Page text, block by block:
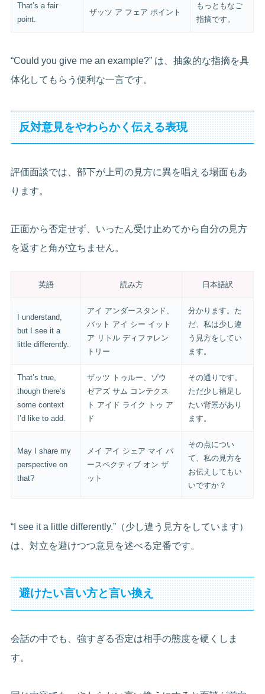
That’s a fair
point.
ザッツ ア フェア ポイント
もっともなご
指摘です。
“Could you give me an example?” は、抽象的な指摘を具
体化してもらう便利な一言です。
反対意見をやわらかく伝える表現
評価面談では、部下が上司の見方に異を唱える場面もあ
ります。
正面から否定せず、いったん受け止めてから自分の見方
を返すと角が立ちません。
英語 読み方 日本語訳
I understand,
but I see it a
little differently.
アイ アンダースタンド、
バット アイ シー イット
ア リトル ディファレン
トリー
分かります。た
だ、私は少し違
う見方をしてい
ます。
That’s true,
though there’s
some context
I’d like to add.
ザッツ トゥルー、ゾウ
ゼアズ サム コンテクス
ト アイド ライク トゥ ア
ド
その通りです。
ただ少し補足し
たい背景があり
ます。
May I share my
perspective on
that?
メイ アイ シェア マイ パ
ースペクティブ オン ザ
ット
その点につい
て、私の見方を
お伝えしてもい
いですか？
“I see it a little differently.”（少し違う見方をしています）
は、対立を避けつつ意見を述べる定番です。
避けたい言い方と言い換え
会話の中でも、強すぎる否定は相手の態度を硬くしま
す。